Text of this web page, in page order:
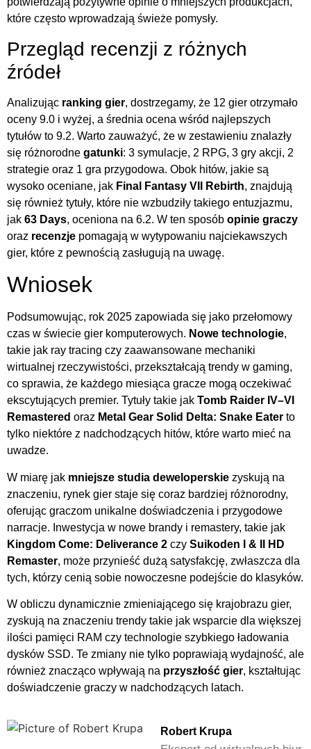
które często wprowadzają świeże pomysły.
Przegląd recenzji z różnych
źródeł
Analizując ranking gier, dostrzegamy, że 12 gier otrzymało
oceny 9.0 i wyżej, a średnia ocena wśród najlepszych
tytułów to 9.2. Warto zauważyć, że w zestawieniu znalazły
się różnorodne gatunki: 3 symulacje, 2 RPG, 3 gry akcji, 2
strategie oraz 1 gra przygodowa. Obok hitów, jakie są
wysoko oceniane, jak Final Fantasy VII Rebirth, znajdują
się również tytuły, które nie wzbudziły takiego entuzjazmu,
jak 63 Days, oceniona na 6.2. W ten sposób opinie graczy
oraz recenzje pomagają w wytypowaniu najciekawszych
gier, które z pewnością zasługują na uwagę.
Wniosek
Podsumowując, rok 2025 zapowiada się jako przełomowy
czas w świecie gier komputerowych. Nowe technologie,
takie jak ray tracing czy zaawansowane mechaniki
wirtualnej rzeczywistości, przekształcają trendy w gaming,
co sprawia, że każdego miesiąca gracze mogą oczekiwać
ekscytujących premier. Tytuły takie jak Tomb Raider IV–VI
Remastered oraz Metal Gear Solid Delta: Snake Eater to
tylko niektóre z nadchodzących hitów, które warto mieć na
uwadze.
W miarę jak mniejsze studia deweloperskie zyskują na
znaczeniu, rynek gier staje się coraz bardziej różnorodny,
oferując graczom unikalne doświadczenia i przygodowe
narracje. Inwestycja w nowe brandy i remastery, takie jak
Kingdom Come: Deliverance 2 czy Suikoden I & II HD
Remaster, może przynieść dużą satysfakcję, zwłaszcza dla
tych, którzy cenią sobie nowoczesne podejście do klasyków.
W obliczu dynamicznie zmieniającego się krajobrazu gier,
zyskują na znaczeniu trendy takie jak wsparcie dla większej
ilości pamięci RAM czy technologie szybkiego ładowania
dysków SSD. Te zmiany nie tylko poprawiają wydajność, ale
również znacząco wpływają na przyszłość gier, kształtując
doświadczenie graczy w nadchodzących latach.
Robert Krupa